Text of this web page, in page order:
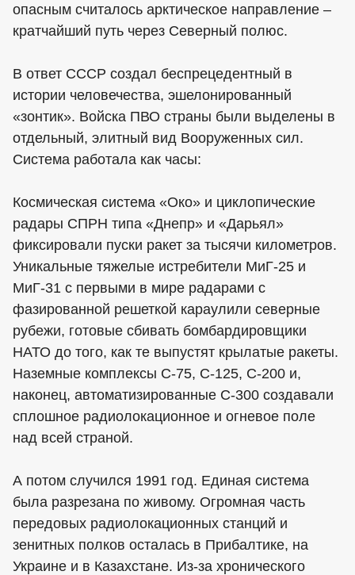
опасным считалось арктическое направление –
кратчайший путь через Северный полюс.
В ответ СССР создал беспрецедентный в
истории человечества, эшелонированный
«зонтик». Войска ПВО страны были выделены в
отдельный, элитный вид Вооруженных сил.
Система работала как часы:
Космическая система «Око» и циклопические
радары СПРН типа «Днепр» и «Дарьял»
фиксировали пуски ракет за тысячи километров.
Уникальные тяжелые истребители МиГ-25 и
МиГ-31 с первыми в мире радарами с
фазированной решеткой караулили северные
рубежи, готовые сбивать бомбардировщики
НАТО до того, как те выпустят крылатые ракеты.
Наземные комплексы С-75, С-125, С-200 и,
наконец, автоматизированные С-300 создавали
сплошное радиолокационное и огневое поле
над всей страной.
А потом случился 1991 год. Единая система
была разрезана по живому. Огромная часть
передовых радиолокационных станций и
зенитных полков осталась в Прибалтике, на
Украине и в Казахстане. Из-за хронического